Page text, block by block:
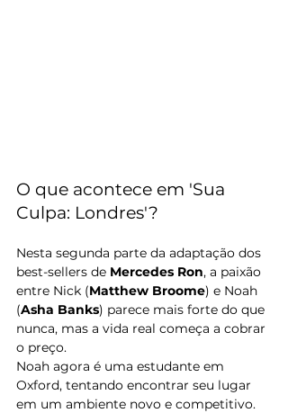
O que acontece em 'Sua
Culpa: Londres'?
Nesta segunda parte da adaptação dos
best-sellers de Mercedes Ron, a paixão
entre Nick (Matthew Broome) e Noah
(Asha Banks) parece mais forte do que
nunca, mas a vida real começa a cobrar
o preço.
Noah agora é uma estudante em
Oxford, tentando encontrar seu lugar
em um ambiente novo e competitivo.